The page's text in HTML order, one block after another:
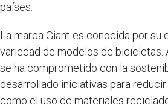
países.
La marca Giant es conocida por su
variedad de modelos de bicicletas.
se ha comprometido con la
desarrollado iniciativas para
como el uso de materiales